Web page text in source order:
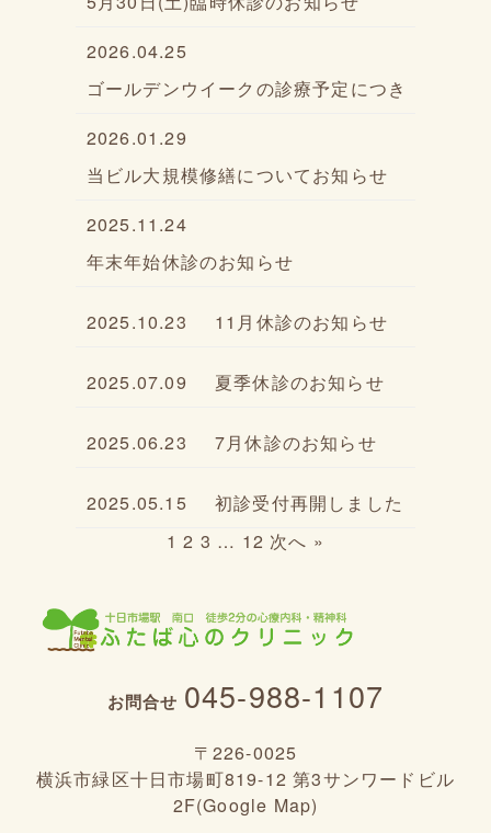
2026.04.25
ゴールデンウイークの診療予定につき
2026.01.29
当ビル大規模修繕についてお知らせ
2025.11.24
年末年始休診のお知らせ
2025.10.23 11月休診のお知らせ
2025.07.09 夏季休診のお知らせ
2025.06.23 7月休診のお知らせ
2025.05.15
初診受付再開しました
1 2 3 … 12 次へ »
お問合せ 045-988-1107
〒226-0025
横浜市緑区十日市場町819-12 第3サンワードビル
2F(Google Map)